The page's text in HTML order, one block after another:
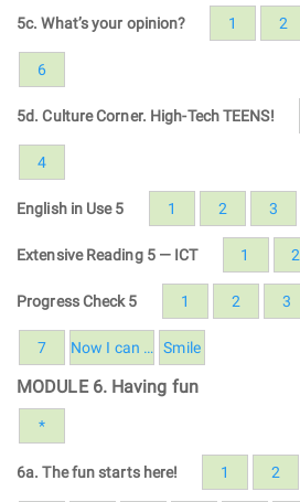
5c. What’s your opinion? 1 2
6
5d. Culture Corner. High-Tech TEENS!
4
English in Use 5 1 2 3
Extensive Reading 5 — ICT 1 2
Progress Check 5 1 2 3
7 Now I can … Smile
MODULE 6. Having fun
*
6a. The fun starts here! 1 2